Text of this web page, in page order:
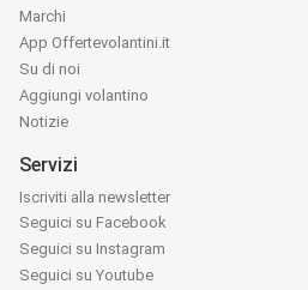
Marchi
App Offertevolantini.it
Su di noi
Aggiungi volantino
Notizie
Servizi
Iscriviti alla newsletter
Seguici su Facebook
Seguici su Instagram
Seguici su Youtube